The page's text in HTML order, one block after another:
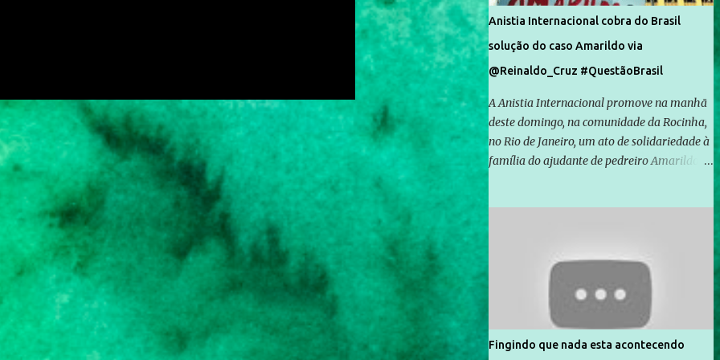
Anistia Internacional cobra do Brasil
solução do caso Amarildo via
@Reinaldo_Cruz #QuestãoBrasil
A Anistia Internacional promove na manhã
deste domingo, na comunidade da Rocinha,
no Rio de Janeiro, um ato de solidariedade à
família do ajudante de pedreiro Amarildo de
Rocinha. A assessora de Direitos Humanos
da Anistia Internacional, Renata Neder, disse
à Agência Brasil que ações e atividades de
mobilização são feitas normalmente pela
organização não governamental. As ações
de solidariedade são promovidas em apoio
Fingindo que nada esta acontecendo